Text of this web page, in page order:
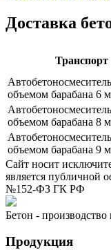
Доставка
Транспорт
объемом барабана 6
объемом барабана 8
объемом барабана 9
Сайт носит
является публичной
№152-ФЗ ГК РФ
Бетон -
Продукция